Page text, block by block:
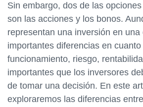
Sin embargo, dos de las
son las acciones y los bonos.
representan una inversión en
importantes diferencias en cuanto
funcionamiento, riesgo,
importantes que los inversores
de tomar una decisión. En este
exploraremos las diferencias